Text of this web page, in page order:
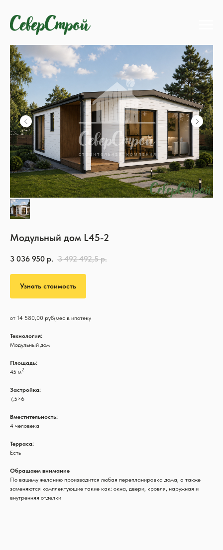
Модульный дом L45-2
3 036 950 р. 3 492 492,5 р.
Узнать стоимость
от 14 580,00 руб\мес в ипотеку
Технология:
Модульный дом
Площадь:
45 м2
Застройка:
7,5×6
Вместительность:
4 человека
Терраса:
Есть
Обращаем внимание
По вашему желанию производится любая перепланировка дома, а также
заменяются комплектующие такие как: окна, двери, кровля, наружная и
внутренняя отделки